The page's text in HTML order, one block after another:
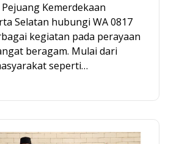
Kemerdekaan
Selatan hubungi WA 0817
kegiatan pada perayaan
beragam. Mulai dari
seperti…